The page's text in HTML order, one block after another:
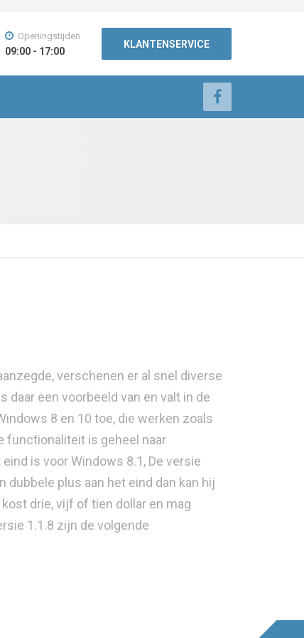
Openingstijden
09:00 - 17:00
KLANTENSERVICE
verschenen er al snel diverse
een voorbeeld van en valt in de
8 en 10 toe, die werken zoals
functionaliteit is geheel naar
is voor Windows 8.1, De versie
plus aan het eind dan kan hij
drie, vijf of tien dollar en mag
1.1.8 zijn de volgende